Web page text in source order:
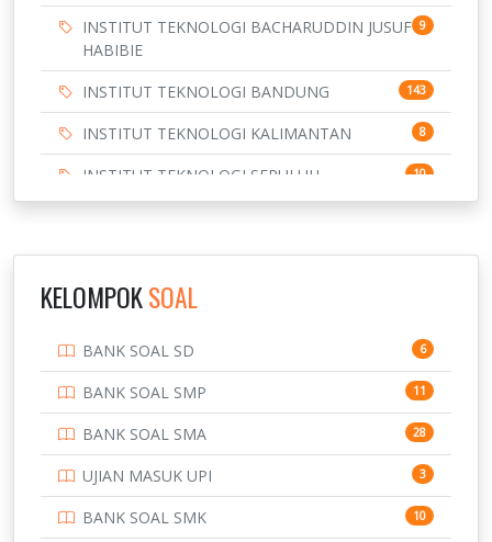
INSTITUT TEKNOLOGI BACHARUDDIN JUSUF
HABIBIE
9
INSTITUT TEKNOLOGI BANDUNG 143
INSTITUT TEKNOLOGI KALIMANTAN 8
INSTITUT TEKNOLOGI SEPULUH
NOVEMBER
10
3
169
7
PTDI STTD 4
133
KELOMPOKSOAL
BANK SOAL SD 6
BANK SOAL SMP 11
BANK SOAL SMA 28
UJIAN MASUK UPI 3
BANK SOAL SMK 10